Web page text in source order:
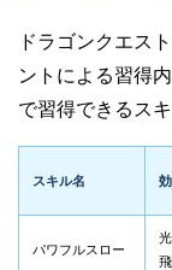
ドラゴンクエス
ントによる習得
で習得できるス
スキル名
パワフルスロー